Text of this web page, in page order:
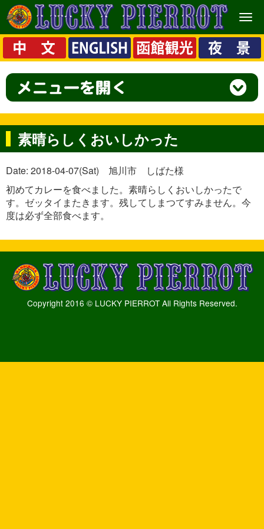
メ
ニ
ュ
ー
素晴らしくおいしかった
Date: 2018-04-07(Sat) 旭川市 しばた様
初めてカレーを食べました。素晴らしくおいしかったで
す。ゼッタイまたきます。残してしまつてすみません。今
度は必ず全部食べます。
Copyright 2016 © LUCKY PIERROT All Rights Reserved.